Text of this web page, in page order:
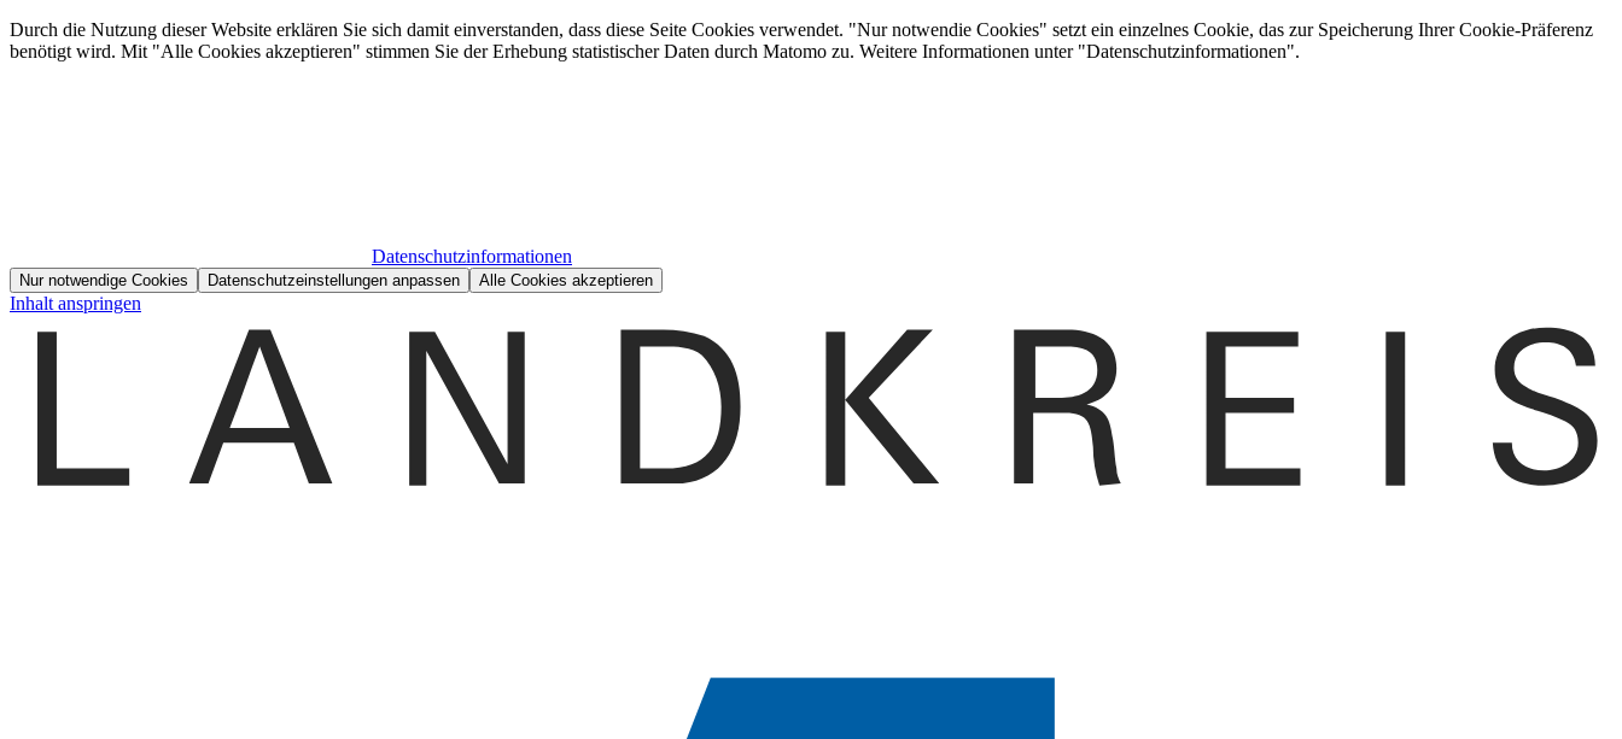
Durch die Nutzung dieser Website erklären Sie sich damit einverstanden, dass diese Seite Cookies verwendet. "Nur notwendie Cookies" setzt ein einzelnes Cookie, das zur Speicherung Ihrer Cookie-Präferenz
benötigt wird. Mit "Alle Cookies akzeptieren" stimmen Sie der Erhebung statistischer Daten durch Matomo zu. Weitere Informationen unter "Datenschutzinformationen".
Datenschutzinformationen
Nur notwendige Cookies Datenschutzeinstellungen anpassen Alle Cookies akzeptieren
Inhalt anspringen